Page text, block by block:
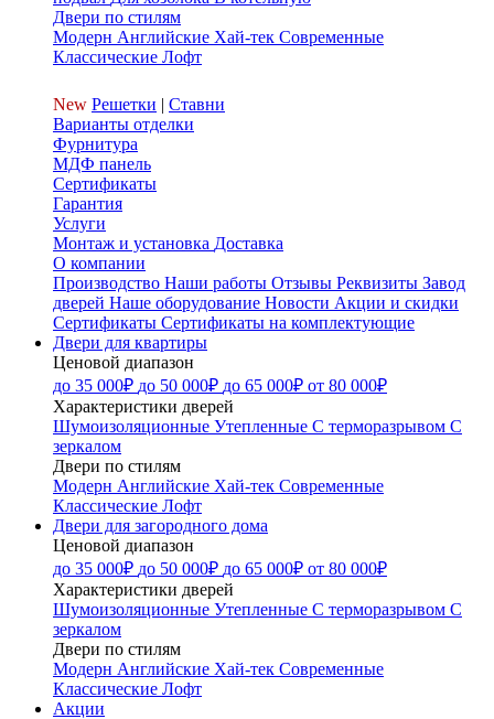
Двери по стилям
Модерн Английские Хай-тек Современные
Классические Лофт
New Решетки | Ставни
Варианты отделки
Фурнитура
МДФ панель
Сертификаты
Гарантия
Услуги
Монтаж и установка Доставка
О компании
Производство Наши работы Отзывы Реквизиты Завод
дверей Наше оборудование Новости Акции и скидки
Сертификаты Сертификаты на комплектующие
Двери для квартиры
Ценовой диапазон
до 35 000₽ до 50 000₽ до 65 000₽ от 80 000₽
Характеристики дверей
Шумоизоляционные Утепленные С терморазрывом С
зеркалом
Двери по стилям
Модерн Английские Хай-тек Современные
Классические Лофт
Двери для загородного дома
Ценовой диапазон
до 35 000₽ до 50 000₽ до 65 000₽ от 80 000₽
Характеристики дверей
Шумоизоляционные Утепленные С терморазрывом С
зеркалом
Двери по стилям
Модерн Английские Хай-тек Современные
Классические Лофт
Акции